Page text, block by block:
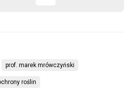
prof. marek mrówczyński
roślin